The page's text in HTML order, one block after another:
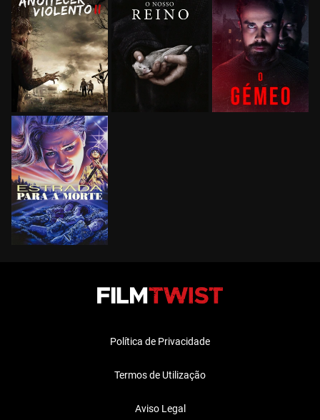
Política de Privacidade
Termos de Utilização
Aviso Legal